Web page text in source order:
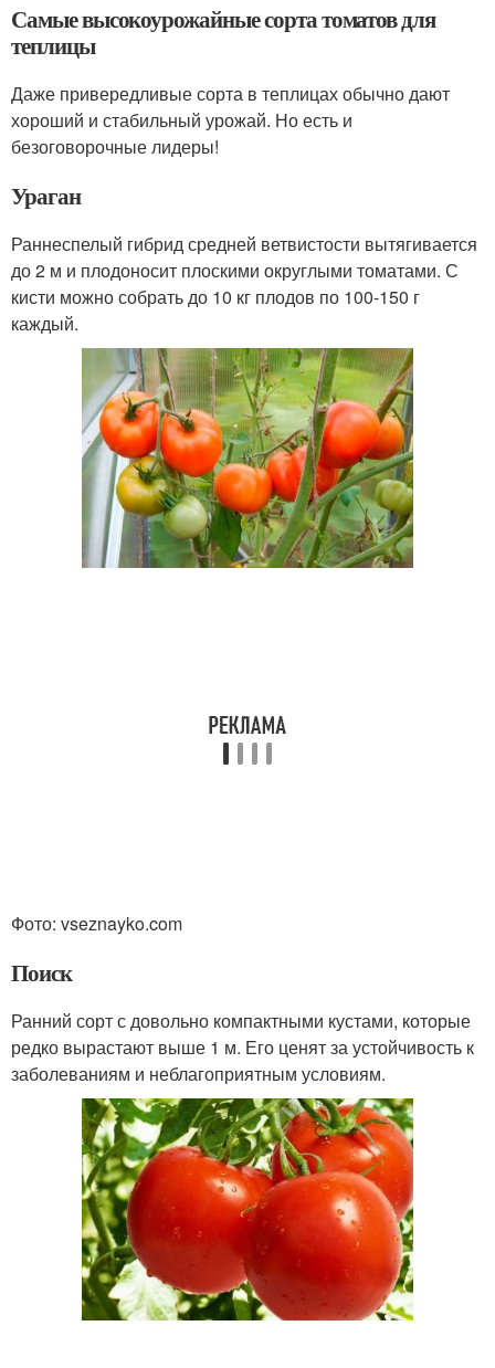
Самые высокоурожайные сорта томатов для
теплицы
Даже привередливые сорта в теплицах обычно дают
хороший и стабильный урожай. Но есть и
безоговорочные лидеры!
Ураган
Раннеспелый гибрид средней ветвистости вытягивается
до 2 м и плодоносит плоскими округлыми томатами. С
кисти можно собрать до 10 кг плодов по 100-150 г
каждый.
Фото: vseznayko.com
Поиск
Ранний сорт с довольно компактными кустами, которые
редко вырастают выше 1 м. Его ценят за устойчивость к
заболеваниям и неблагоприятным условиям.